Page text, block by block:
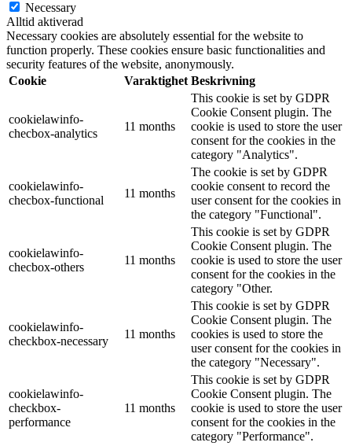
Necessary
Alltid aktiverad
Necessary cookies are absolutely essential for the website to
function properly. These cookies ensure basic functionalities and
security features of the website, anonymously.
Cookie
Varaktighet Beskrivning
cookielawinfo-
checbox-analytics
11 months
This cookie is set by GDPR
Cookie Consent plugin. The
cookie is used to store the user
consent for the cookies in the
category "Analytics".
cookielawinfo-
checbox-functional
11 months
The cookie is set by GDPR
cookie consent to record the
user consent for the cookies in
the category "Functional".
cookielawinfo-
checbox-others
11 months
This cookie is set by GDPR
Cookie Consent plugin. The
cookie is used to store the user
consent for the cookies in the
category "Other.
cookielawinfo-
checkbox-necessary
11 months
This cookie is set by GDPR
Cookie Consent plugin. The
cookies is used to store the
user consent for the cookies in
the category "Necessary".
cookielawinfo-
checkbox-
performance
11 months
This cookie is set by GDPR
Cookie Consent plugin. The
cookie is used to store the user
consent for the cookies in the
category "Performance".